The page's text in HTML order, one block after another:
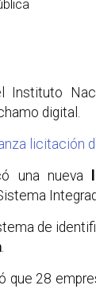
Instituto
digital.
licitación
una nueva
de
que 28